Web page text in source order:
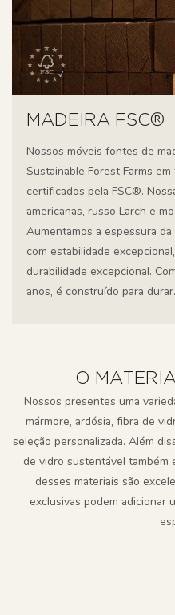
MADEIRA FSC®
Nossos móveis fontes de
Sustainable Forest Farms
certificados pela FSC®.
americanas, russo Larch e
Aumentamos a espessura
com estabilidade
durabilidade excepcional.
anos, é construído para durar.
O
Nossos presentes uma
mármore, ardósia, fibra de
seleção personalizada. Além
de vidro sustentável também
desses materiais são
exclusivas podem adicionar